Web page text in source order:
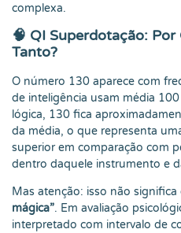
complexa.
🧠 QI Superdotação:
Tanto?
O número 130 aparece com
de inteligência usam média
lógica, 130 fica
da média, o que representa
superior em comparação com
dentro daquele instrumento e
Mas atenção: isso não significa
mágica”. Em avaliação
interpretado com intervalo de